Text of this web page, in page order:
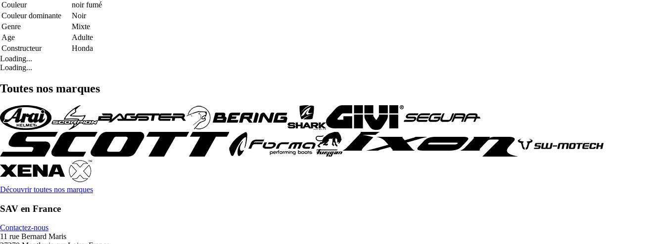
Couleur
noir fumé
Couleur dominante
Noir
Genre
Mixte
Age
Adulte
Constructeur
Honda
Loading...
Loading...
Toutes nos marques
Découvrir toutes nos marques
SAV en France
Contactez-nous
11 rue Bernard Maris